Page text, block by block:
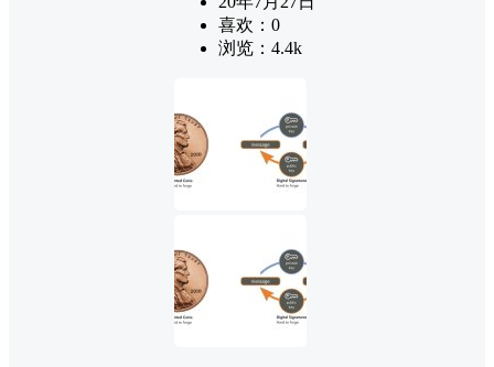
喜欢： 0
浏览： 4.4k